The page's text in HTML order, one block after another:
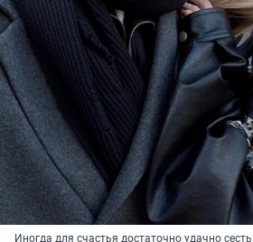
Иногда для счастья достаточно удачно